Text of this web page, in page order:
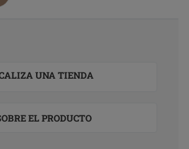
UNA TIENDA
EL PRODUCTO